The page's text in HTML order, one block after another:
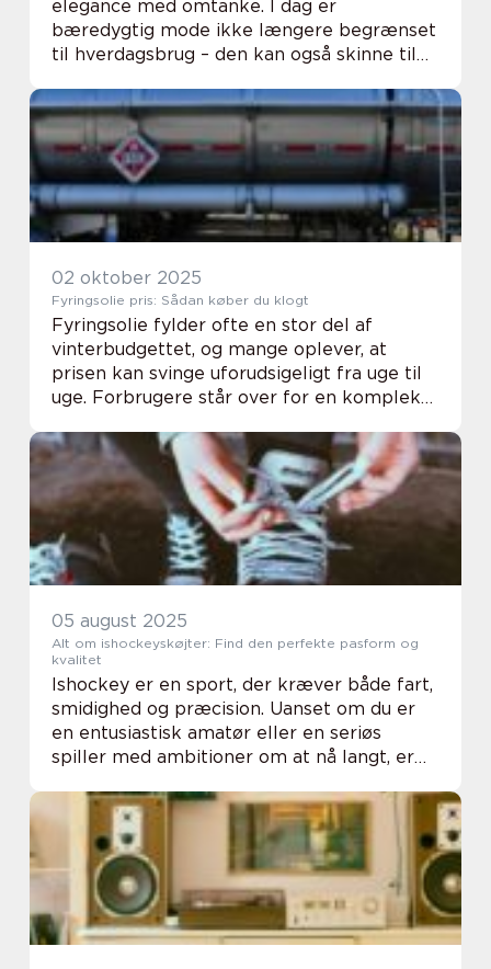
elegance med omtanke. I dag er
bæredygtig mode ikke længere begrænset
til hverdagsbrug – den kan også skinne til
lejligheder. At v&ael...
02 oktober 2025
Fyringsolie pris: Sådan køber du klogt
Fyringsolie fylder ofte en stor del af
vinterbudgettet, og mange oplever, at
prisen kan svinge uforudsigeligt fra uge til
uge. Forbrugere står over for en kompleks
hvad det koster at fylde tanke...
05 august 2025
Alt om ishockeyskøjter: Find den perfekte pasform og
kvalitet
Ishockey er en sport, der kræver både fart,
smidighed og præcision. Uanset om du er
en entusiastisk amatør eller en seriøs
spiller med ambitioner om at nå langt, er